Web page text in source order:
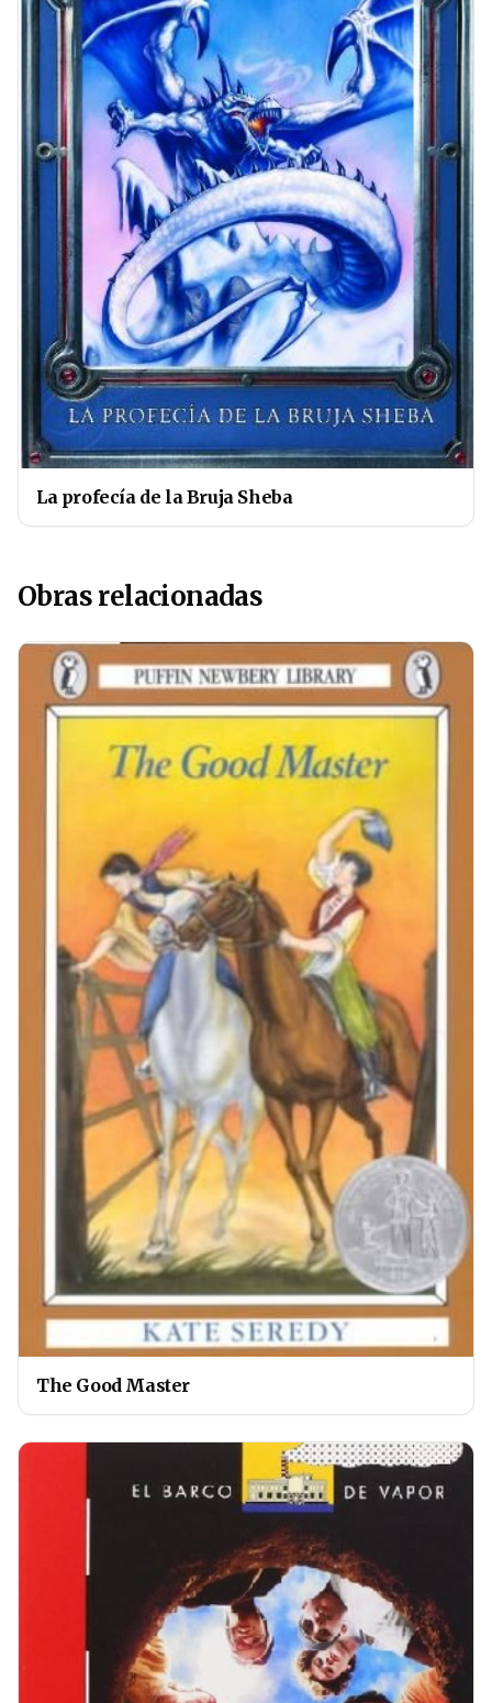
La profecía de la Bruja Sheba
Obras relacionadas
The Good Master